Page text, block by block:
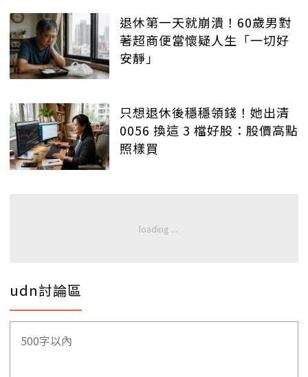
退休第一天就崩潰！60歲男對
著超商便當懷疑人生「一切好
安靜」
只想退休後穩穩領錢！她出清
0056 換這 3 檔好股：股價高點
照樣買
udn討論區